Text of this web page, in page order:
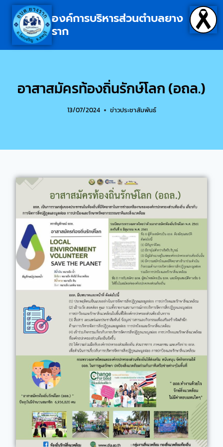
องค์การบริหารส่วนตำบลยาง
ราก
อาสาสมัครท้องถิ่นรักษ์โลก (อถล.)
13/07/2024 ข่าวประชาสัมพันธ์